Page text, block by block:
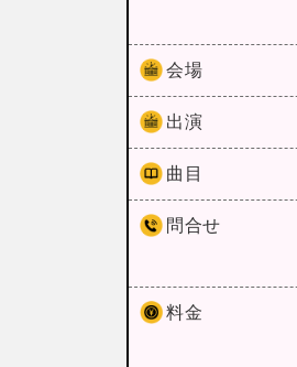
会場
出演
曲目
問合せ
料金